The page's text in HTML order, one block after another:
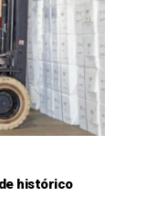
histórico